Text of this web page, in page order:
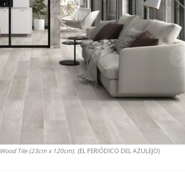
Tile (23cm x 120cm). (EL PERIÓDICO DEL AZULEJO)